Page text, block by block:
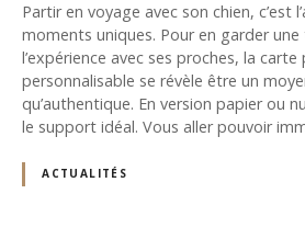
Partir en voyage avec son chien, c’est
moments uniques. Pour en garder
l’expérience avec ses proches, la carte
personnalisable se révèle être un
qu’authentique. En version papier ou
le support idéal. Vous aller pouvoir
ACTUALITÉS